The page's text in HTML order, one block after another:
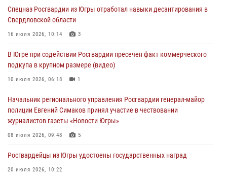
05 августа 2026, 11:14
В Югре сотрудники вневедомственной охраны Росгвардии пресекли
05 августа 2026, 05:56
Генерал-полковник Юрий Аверин выступил на Всероссийском
04 августа 2026, 11:11
Ключевые события Росгвардии: итоги недели с 27 июля по 2
августа (видео)
Спецназ Росгвардии из Югры отработал навыки десантирования в
Свердловской области
16 июля 2026, 10:14 3
В Югре при содействии Росгвардии пресечен факт коммерческого
подкупа в крупном размере (видео)
10 июля 2026, 06:18 1
Начальник регионального управления Росгвардии генерал-майор
полиции Евгений Симаков принял участие в чествовании
журналистов газеты «Новости Югры»
08 июля 2026, 09:48 5
Росгвардейцы из Югры удостоены государственных наград
20 июля 2026, 10:22